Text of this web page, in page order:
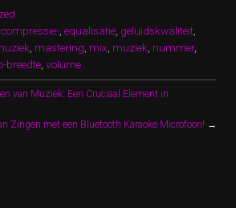
compressie- equalisatie geluidskwaliteit
mastering mix muziek nummer,
breedte volume
van Muziek: Een Cruciaal Element in
Zingen met een Bluetooth Karaoke Microfoon! →